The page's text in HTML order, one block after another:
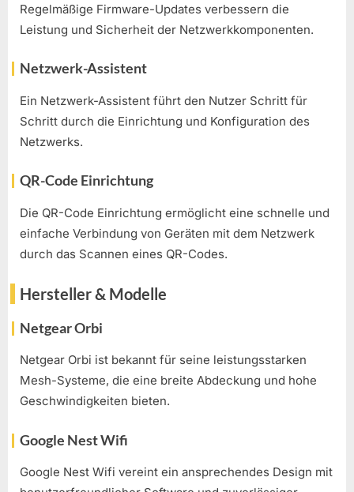
Regelmäßige Firmware-Updates verbessern die
Leistung und Sicherheit der Netzwerkkomponenten.
Netzwerk-Assistent
Ein Netzwerk-Assistent führt den Nutzer Schritt für
Schritt durch die Einrichtung und Konfiguration des
Netzwerks.
QR-Code Einrichtung
Die QR-Code Einrichtung ermöglicht eine schnelle und
einfache Verbindung von Geräten mit dem Netzwerk
durch das Scannen eines QR-Codes.
Hersteller & Modelle
Netgear Orbi
Netgear Orbi ist bekannt für seine leistungsstarken
Mesh-Systeme, die eine breite Abdeckung und hohe
Geschwindigkeiten bieten.
Google Nest Wifi
Google Nest Wifi vereint ein ansprechendes Design mit